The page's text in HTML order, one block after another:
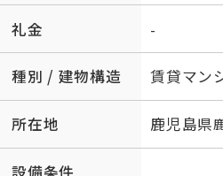
礼金 -
種別 / 建物構造 賃貸マン
所在地 鹿児島県
設備条件